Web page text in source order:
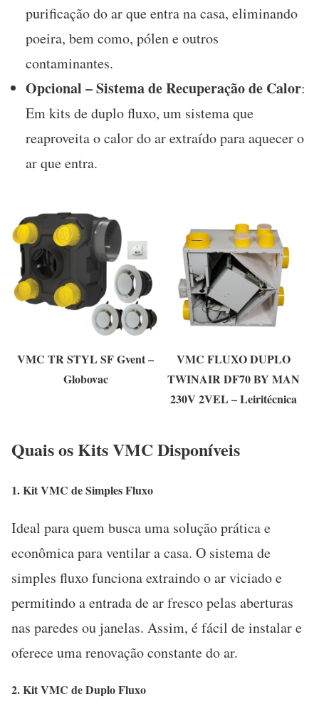
purificação do ar que entra na casa, eliminando
poeira, bem como, pólen e outros
contaminantes.
Opcional – Sistema de Recuperação de Calor:
Em kits de duplo fluxo, um sistema que
reaproveita o calor do ar extraído para aquecer o
ar que entra.
VMC TR STYL SF Gvent –
Globovac
VMC FLUXO DUPLO
TWINAIR DF70 BY MAN
230V 2VEL – Leiritécnica
Quais os Kits VMC Disponíveis
1.Kit VMC de Simples Fluxo
Ideal para quem busca uma solução prática e
econômica para ventilar a casa. O sistema de
simples fluxo funciona extraindo o ar viciado e
permitindo a entrada de ar fresco pelas aberturas
nas paredes ou janelas. Assim, é fácil de instalar e
oferece uma renovação constante do ar.
2.Kit VMC de Duplo Fluxo